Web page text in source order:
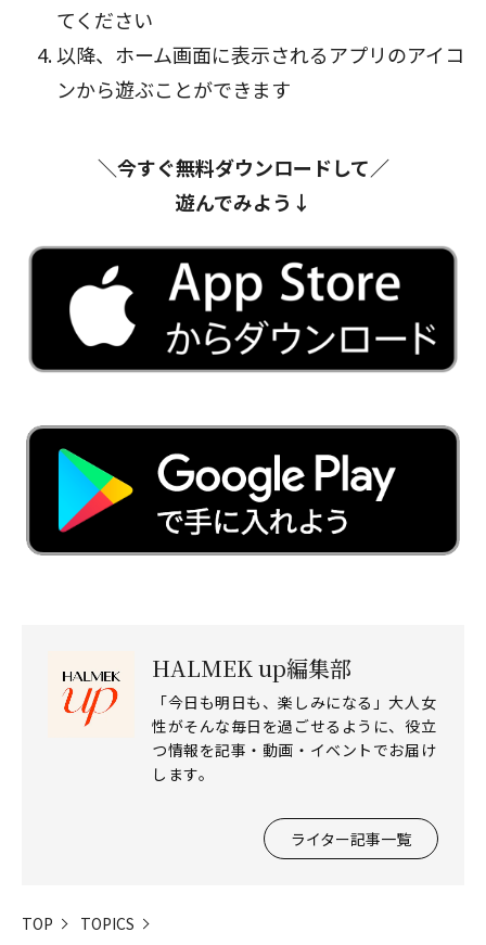
てください
以降、ホーム画面に表示されるアプリのアイコ
ンから遊ぶことができます
＼今すぐ無料ダウンロードして／
遊んでみよう↓
HALMEK up編集部
「今日も明日も、楽しみになる」大人女
性がそんな毎日を過ごせるように、役立
つ情報を記事・動画・イベントでお届け
します。
ライター記事一覧
TOP
TOPICS